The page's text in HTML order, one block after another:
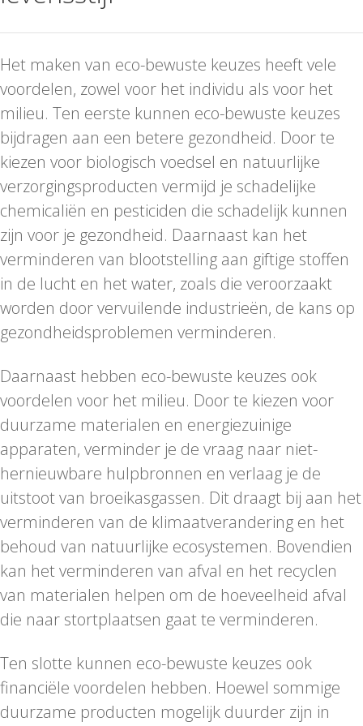
Het maken van eco-bewuste keuzes heeft vele
voordelen, zowel voor het individu als voor het
milieu. Ten eerste kunnen eco-bewuste keuzes
bijdragen aan een betere gezondheid. Door te
kiezen voor biologisch voedsel en natuurlijke
verzorgingsproducten vermijd je schadelijke
chemicaliën en pesticiden die schadelijk kunnen
zijn voor je gezondheid. Daarnaast kan het
verminderen van blootstelling aan giftige stoffen
in de lucht en het water, zoals die veroorzaakt
worden door vervuilende industrieën, de kans op
gezondheidsproblemen verminderen.
Daarnaast hebben eco-bewuste keuzes ook
voordelen voor het milieu. Door te kiezen voor
duurzame materialen en energiezuinige
apparaten, verminder je de vraag naar niet-
hernieuwbare hulpbronnen en verlaag je de
uitstoot van broeikasgassen. Dit draagt bij aan het
verminderen van de klimaatverandering en het
behoud van natuurlijke ecosystemen. Bovendien
kan het verminderen van afval en het recyclen
van materialen helpen om de hoeveelheid afval
die naar stortplaatsen gaat te verminderen.
Ten slotte kunnen eco-bewuste keuzes ook
financiële voordelen hebben. Hoewel sommige
duurzame producten mogelijk duurder zijn in